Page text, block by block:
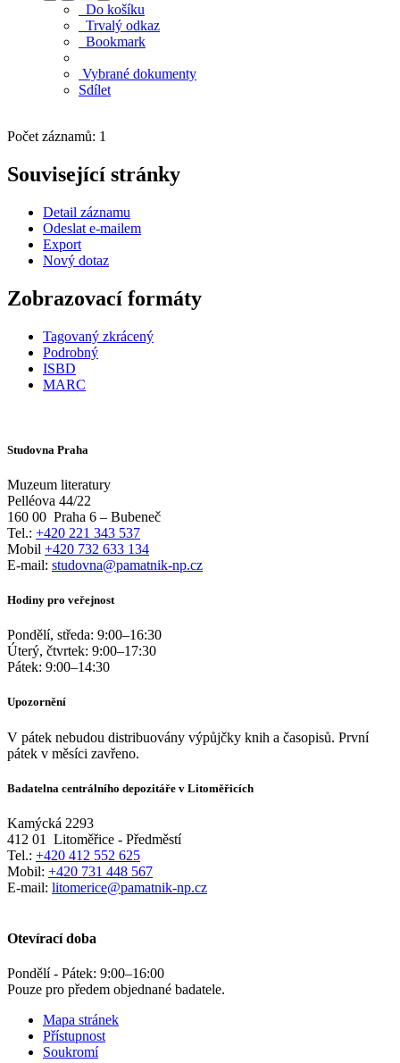
Do košíku
Trvalý odkaz
Bookmark
Vybrané dokumenty
Sdílet
Počet záznamů: 1
Související stránky
Detail záznamu
Odeslat e-mailem
Export
Nový dotaz
Zobrazovací formáty
Tagovaný zkrácený
Podrobný
ISBD
MARC
Studovna Praha
Muzeum literatury
Pelléova 44/22
160 00 Praha 6 – Bubeneč
Tel.: +420 221 343 537
Mobil +420 732 633 134
E-mail: studovna@pamatnik-np.cz
Hodiny pro veřejnost
Pondělí, středa: 9:00–16:30
Úterý, čtvrtek: 9:00–17:30
Pátek: 9:00–14:30
Upozornění
V pátek nebudou distribuovány výpůjčky knih a časopisů. První
pátek v měsíci zavřeno.
Badatelna centrálního depozitáře v Litoměřicích
Kamýcká 2293
412 01
Litoměřice - Předměstí
Tel.: +420 412 552 625
Mobil: +420 731 448 567
E-mail: litomerice@pamatnik-np.cz
Otevírací doba
Pondělí - Pátek: 9:00–16:00
Pouze pro předem objednané badatele.
Mapa stránek
Přístupnost
Soukromí